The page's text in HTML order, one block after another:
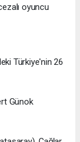
oyuncu
Türkiye'nin 26
Günok